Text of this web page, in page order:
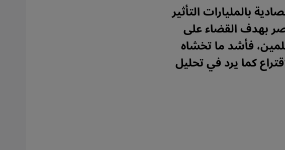
بالمليارات التأثير
بهدف القضاء على
فأشد ما تخشاه
كما يرد في تحليل